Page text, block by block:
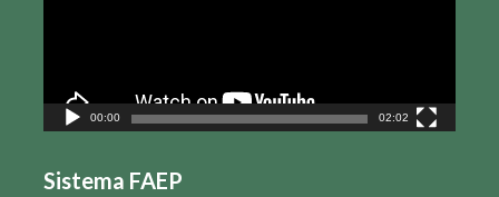
00:00 02:02
Sistema FAEP